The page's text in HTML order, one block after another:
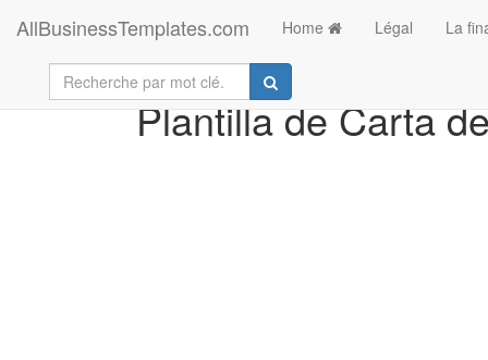
AllBusinessTemplates.com Home Légal La
Plantilla de Carta